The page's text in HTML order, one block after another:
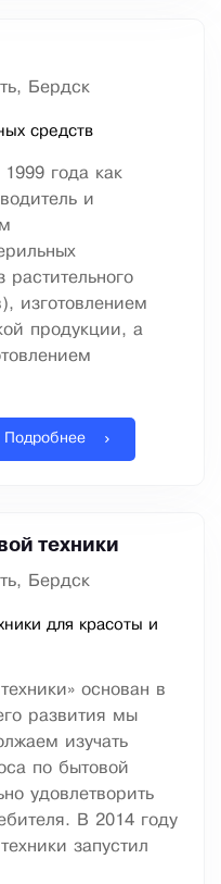
Бердск
средств
1999 года как
и
растительного
изготовлением
продукции, а
Подробнее
техники
Бердск
для красоты и
основан в
развития мы
изучать
по бытовой
удовлетворить
В 2014 году
запустил